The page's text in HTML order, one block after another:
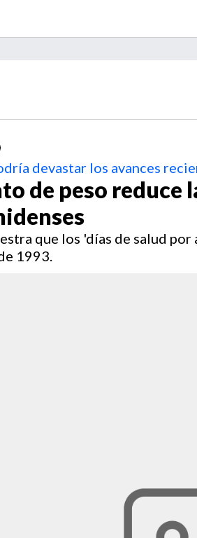
devastar los avances
de peso reduce
que los 'días de salud
1993.